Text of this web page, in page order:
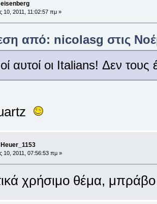
10, 2011, 11:02:57 πμ »
από: nicolasg στις
αυτοί οι Italians! Δεν
10, 2011, 07:56:53 πμ »
χρήσιμο θέμα,